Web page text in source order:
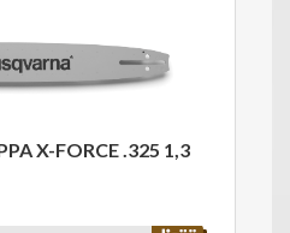
X-FORCE .325 1,3